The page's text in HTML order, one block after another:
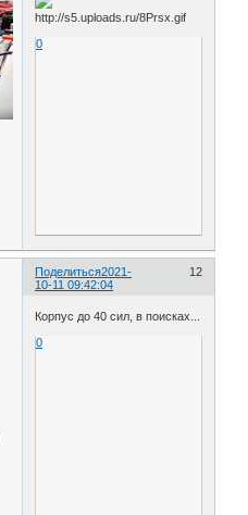
0
Поделиться 12
2021-
10-11 09:42:04
Корпус до 40 сил, в поисках...
0